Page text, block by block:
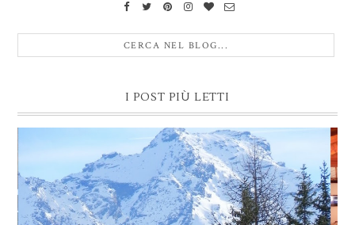
I POST PIÙ LETTI